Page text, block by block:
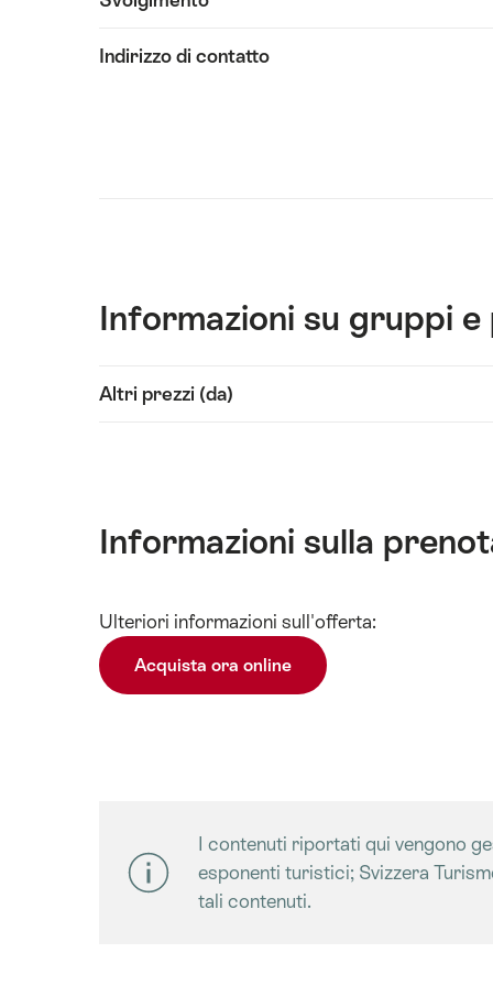
tecnici
Indirizzo di contatto
Informazioni su gruppi e
contenuti
Altri prezzi (da)
Informazioni sulla
contenuti
Dati
tecnici
Ulteriori informazioni sull'offerta:
Acquista ora online
I contenuti riportati qui vengono
esponenti turistici; Svizzera
tali contenuti.